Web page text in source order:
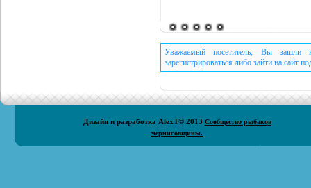
Уважаемый посетитель, Вы зашли
зарегистрироваться либо зайти на сайт
Дизайн и разработка AlexT© 2013 Сообщество рыбаков
черниговщины.